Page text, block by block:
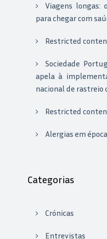
Viagens longas:
para chegar com
Restricted
Sociedade
apela à
nacional de rastreio
Restricted
Alergias em
Categorias
Crónicas
Entrevistas